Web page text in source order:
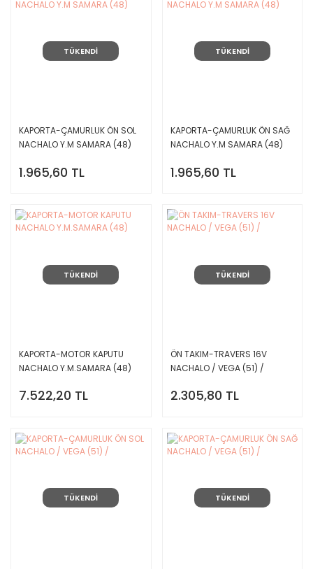
TÜKENDİ
KAPORTA-ÇAMURLUK ÖN SOL
NACHALO Y.M SAMARA (48)
1.965,60 TL
TÜKENDİ
KAPORTA-ÇAMURLUK ÖN SAĞ
NACHALO Y.M SAMARA (48)
1.965,60 TL
TÜKENDİ
KAPORTA-MOTOR KAPUTU
NACHALO Y.M.SAMARA (48)
7.522,20 TL
TÜKENDİ
ÖN TAKIM-TRAVERS 16V
NACHALO / VEGA (51) /
2.305,80 TL
TÜKENDİ TÜKENDİ